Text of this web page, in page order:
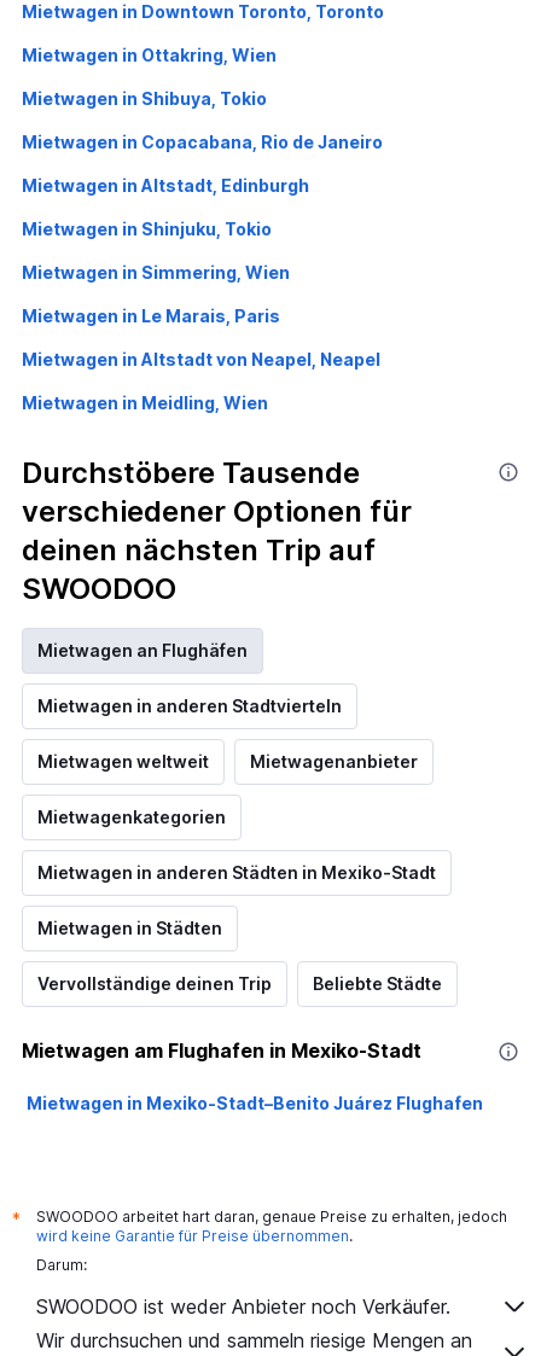
Mietwagen in Downtown Toronto, Toronto
Mietwagen in Ottakring, Wien
Mietwagen in Shibuya, Tokio
Mietwagen in Copacabana, Rio de Janeiro
Mietwagen in Altstadt, Edinburgh
Mietwagen in Shinjuku, Tokio
Mietwagen in Simmering, Wien
Mietwagen in Le Marais, Paris
Mietwagen in Altstadt von Neapel, Neapel
Mietwagen in Meidling, Wien
Durchstöbere Tausende
verschiedener Optionen für
deinen nächsten Trip auf
SWOODOO
Mietwagen an Flughäfen
Mietwagen in anderen Stadtvierteln
Mietwagen weltweit Mietwagenanbieter
Mietwagenkategorien
Mietwagen in anderen Städten in Mexiko-Stadt
Mietwagen in Städten
Vervollständige deinen Trip Beliebte Städte
Mietwagen am Flughafen in Mexiko-Stadt
Mietwagen in Mexiko-Stadt–Benito Juárez Flughafen
*
SWOODOO arbeitet hart daran, genaue Preise zu erhalten, jedoch
wird keine Garantie für Preise übernommen.
Darum:
SWOODOO ist weder Anbieter noch Verkäufer.
Wir durchsuchen und sammeln riesige Mengen an